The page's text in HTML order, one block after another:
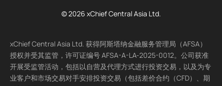
© 2026 xChief Central Asia Ltd.
xChief Central Asia Ltd. 获得阿斯塔纳金融服务管理局（AFSA）
授权并受其监管，许可证编号 AFSA-A-LA-2025-0012。公司获准
开展受监管活动，包括以自营及代理方式进行投资交易，以及为专
业客户和市场交易对手安排投资交易（包括差价合约（CFD）、期